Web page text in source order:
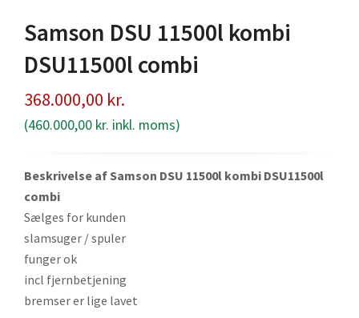
Samson DSU 11500l kombi
DSU11500l combi
368.000,00 kr.
(460.000,00 kr. inkl. moms)
Beskrivelse af Samson DSU 11500l kombi DSU11500l
combi
Sælges for kunden
slamsuger / spuler
funger ok
incl fjernbetjening
bremser er lige lavet